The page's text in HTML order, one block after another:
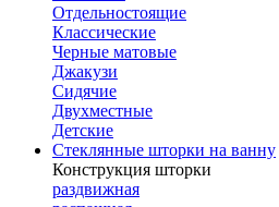
Отдельностоящие
Классические
Черные матовые
Джакузи
Сидячие
Двухместные
Детские
Стеклянные шторки на ванну
Конструкция шторки
раздвижная